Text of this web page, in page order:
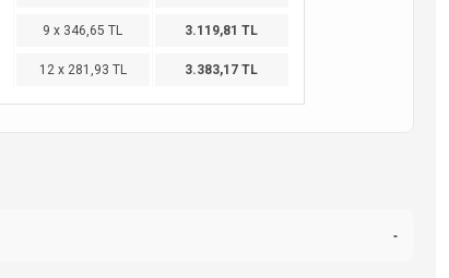
9 x 346,65 TL 3.119,81 TL
12 x 281,93 TL 3.383,17 TL
-